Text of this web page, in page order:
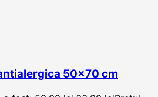
50×70 cm